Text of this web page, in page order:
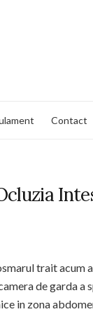
Contact
trait acum
de garda a
in zona